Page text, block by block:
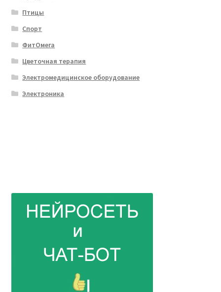
Птицы
Спорт
ФитОмега
Цветочная терапия
Электромедицинское оборудование
Электроника